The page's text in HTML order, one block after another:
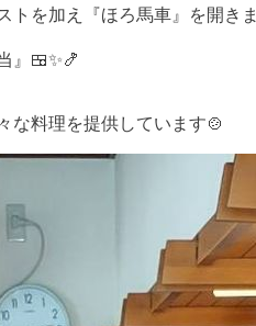
トを加え『ほろ馬車』を開き
』🍱✨🍤
な料理を提供しています🍲